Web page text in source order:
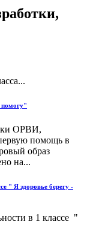
помогу"
ОРВИ,
помощь в
образ
на...
" Я здоровье берегу -
в 1 классе "